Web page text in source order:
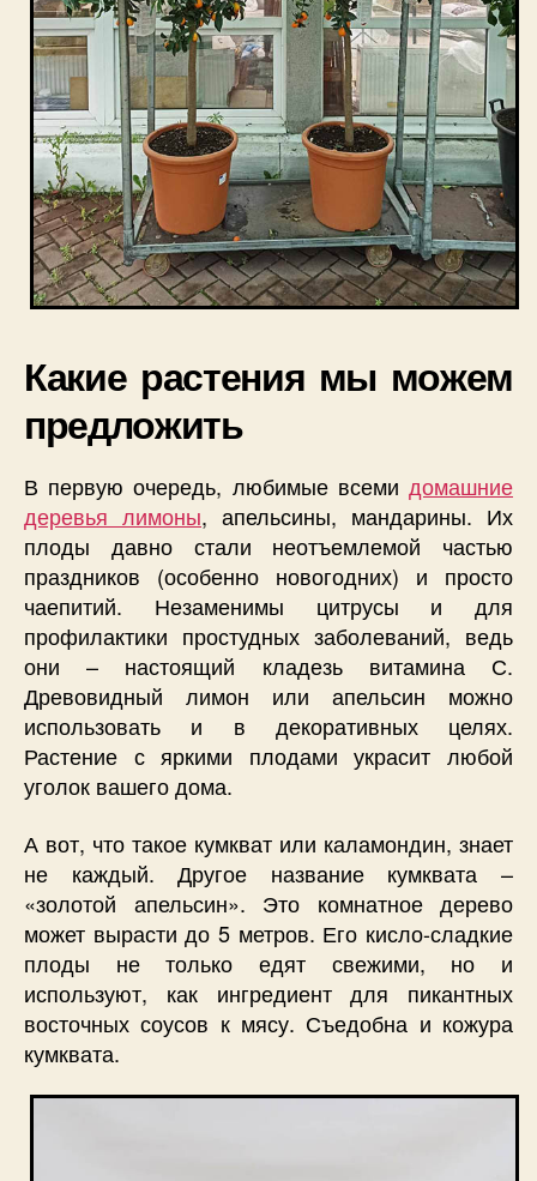
Какие растения мы можем
предложить
В первую очередь, любимые всеми домашние
деревья лимоны, апельсины, мандарины. Их
плоды давно стали неотъемлемой частью
праздников (особенно новогодних) и просто
чаепитий. Незаменимы цитрусы и для
профилактики простудных заболеваний, ведь
они – настоящий кладезь витамина С.
Древовидный лимон или апельсин можно
использовать и в декоративных целях.
Растение с яркими плодами украсит любой
уголок вашего дома.
А вот, что такое кумкват или каламондин, знает
не каждый. Другое название кумквата –
«золотой апельсин». Это комнатное дерево
может вырасти до 5 метров. Его кисло-сладкие
плоды не только едят свежими, но и
используют, как ингредиент для пикантных
восточных соусов к мясу. Съедобна и кожура
кумквата.